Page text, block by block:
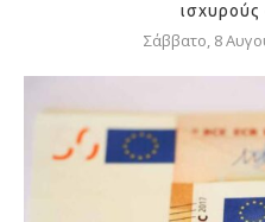
ισχυρούς
Σάββατο, 8